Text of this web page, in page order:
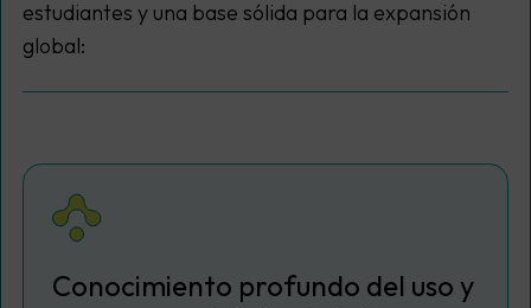
estudiantes y una base sólida para la expansión
global:
Conocimiento profundo del uso y